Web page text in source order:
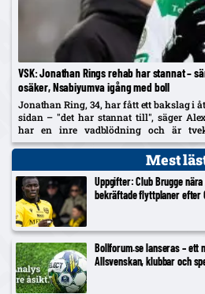
VSK: Jonathan Rings rehab har stannat –
osäker, Nsabiyumva igång med boll
Jonathan Ring, 34, har fått ett bakslag i
sidan – "det har stannat till", säger
har en inre vadblödning och är
Nsabiyumva har påbörjat individuella
Mest
Uppgifter: Club Brugge nära
bekräftade flyttplaner efter
Bollforum.se lanseras – ett
Allsvenskan, klubbar och